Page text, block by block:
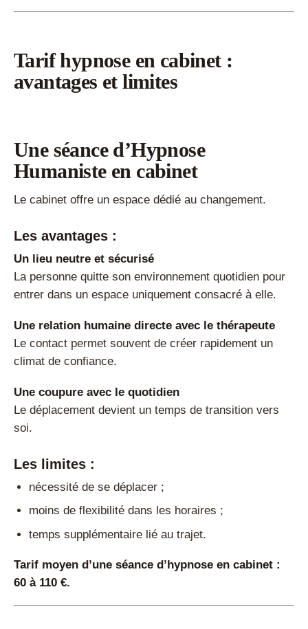
Tarif hypnose en cabinet :
avantages et limites
Une séance d’Hypnose
Humaniste en cabinet
Le cabinet offre un espace dédié au changement.
Les avantages :
Un lieu neutre et sécurisé
La personne quitte son environnement quotidien pour
entrer dans un espace uniquement consacré à elle.
Une relation humaine directe avec le thérapeute
Le contact permet souvent de créer rapidement un
climat de confiance.
Une coupure avec le quotidien
Le déplacement devient un temps de transition vers
soi.
Les limites :
nécessité de se déplacer ;
moins de flexibilité dans les horaires ;
temps supplémentaire lié au trajet.
Tarif moyen d’une séance d’hypnose en cabinet :
60 à 110 €.